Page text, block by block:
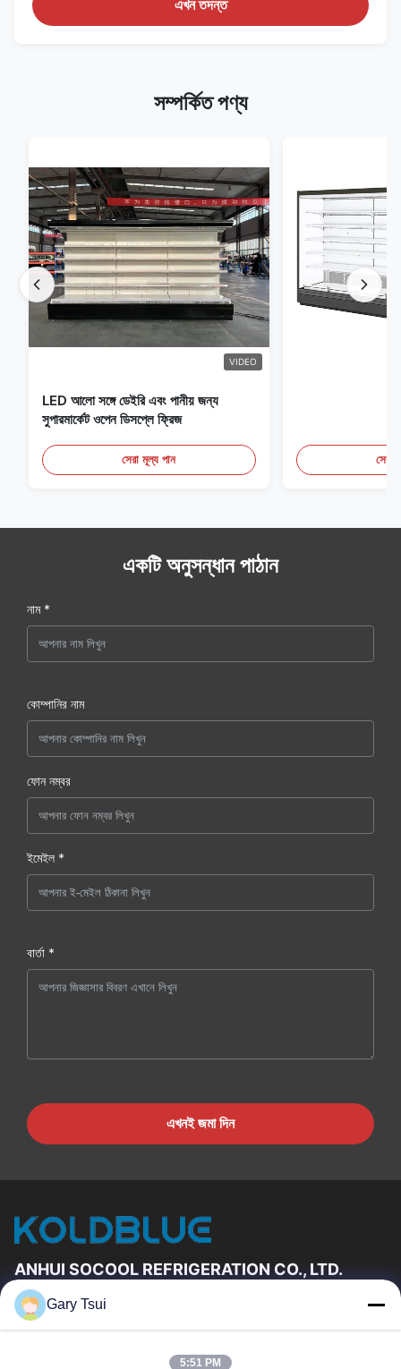
এখন তদন্ত
সম্পর্কিত পণ্য
VIDEO
LED আলো সঙ্গে ডেইরি এবং পানীয় জন্য
সুপারমার্কেট ওপেন ডিসপ্লে ফ্রিজ
সেরা মূল্য পান সেরা
একটি অনুসন্ধান পাঠান
নাম *
কোম্পানির নাম
ফোন নম্বর
ইমেইল *
বার্তা *
এখনই জমা দিন
ANHUI SOCOOL REFRIGERATION CO., LTD.
দ্রুত লিঙ্কGary Tsui
5:51 PM